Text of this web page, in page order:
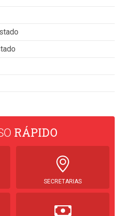
RÁPIDO
SECRETARIAS